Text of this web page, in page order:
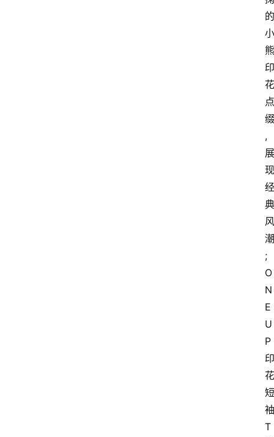
的
小
熊
印
花
点
缀
,
展
现
经
典
风
潮
;
O
N
E
U
P
印
花
短
袖
T